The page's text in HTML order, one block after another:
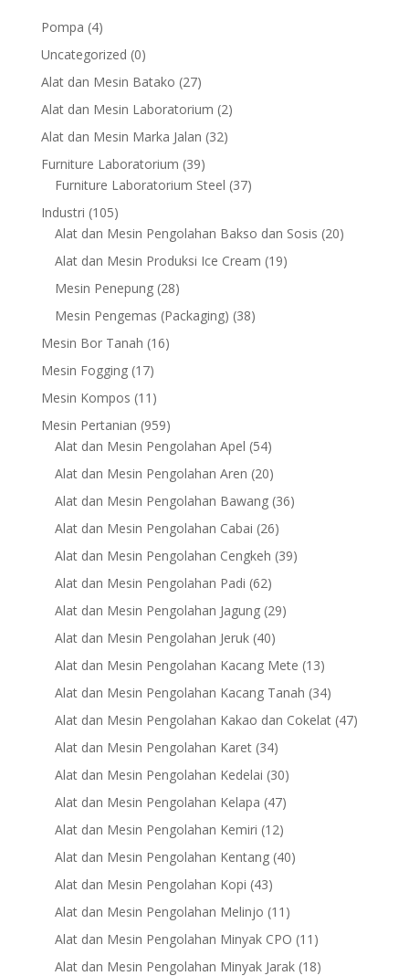
Pompa 44
products
Uncategorized 00
products
Alat dan Mesin Batako 2727
products
Alat dan Mesin Laboratorium 22
Alat dan Mesin Marka Jalan 3232
Furniture Laboratorium 3939
products
Furniture Laboratorium Steel 3737
Industri 105105
products
Alat dan Mesin Pengolahan Bakso dan Sosis 2020
Alat dan Mesin Produksi Ice Cream 1919
Mesin Penepung 2828
products
Mesin Pengemas (Packaging) 3838
Mesin Bor Tanah 1616
Mesin Fogging 1717
products
Mesin Kompos 11 11
products
Mesin Pertanian 959959
products
Alat dan Mesin Pengolahan Apel 5454
products
Alat dan Mesin Pengolahan Aren 2020
products
Alat dan Mesin Pengolahan Bawang 3636
Alat dan Mesin Pengolahan Cabai 2626
products
Alat dan Mesin Pengolahan Cengkeh 3939
Alat dan Mesin Pengolahan Padi 6262
products
Alat dan Mesin Pengolahan Jagung 2929
Alat dan Mesin Pengolahan Jeruk 4040
products
Alat dan Mesin Pengolahan Kacang Mete 1313
products
Alat dan Mesin Pengolahan Kacang Tanah 3434
products
Alat dan Mesin Pengolahan Kakao dan Cokelat 4747
Alat dan Mesin Pengolahan Karet 3434
products
Alat dan Mesin Pengolahan Kedelai 3030
products
Alat dan Mesin Pengolahan Kelapa 4747
products
Alat dan Mesin Pengolahan Kemiri 1212
products
Alat dan Mesin Pengolahan Kentang 4040
Alat dan Mesin Pengolahan Kopi 4343
products
Alat dan Mesin Pengolahan Melinjo 11 11
products
Alat dan Mesin Pengolahan Minyak CPO 11 11
products
Alat dan Mesin Pengolahan Minyak Jarak 1818